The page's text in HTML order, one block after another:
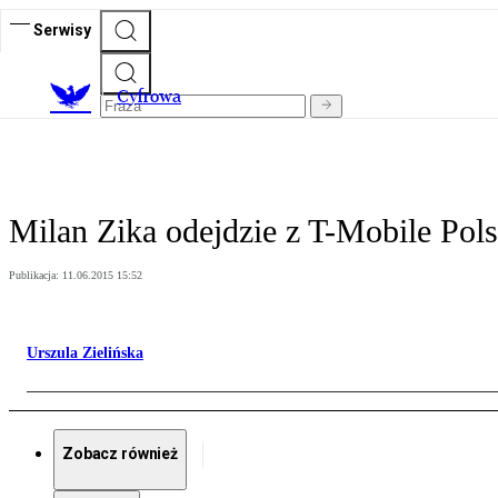
Serwisy
Cyfrowa
Milan Zika odejdzie z T-Mobile
Publikacja: 11.06.2015 15:52
Urszula Zielińska
Zobacz również